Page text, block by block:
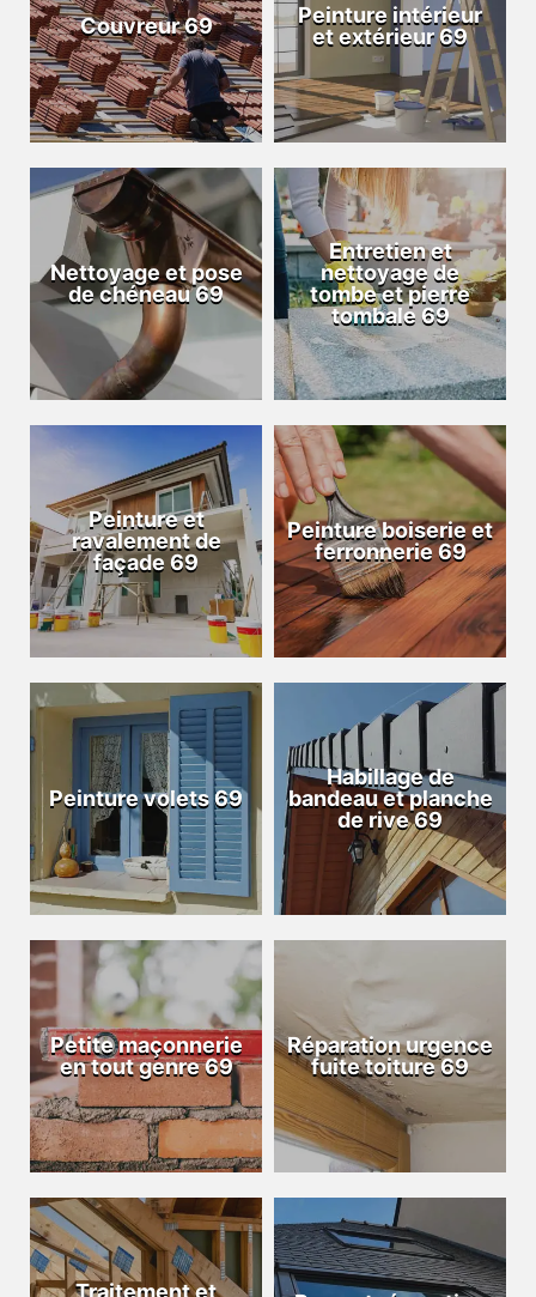
Couvreur 69
Peinture intérieur
et extérieur 69
Nettoyage et pose
de chéneau 69
Entretien et
nettoyage de
tombe et pierre
tombale 69
Peinture et
ravalement de
façade 69
Peinture boiserie et
ferronnerie 69
Peinture volets 69
Habillage de
bandeau et planche
de rive 69
Petite maçonnerie
en tout genre 69
Réparation urgence
fuite toiture 69
Traitement et